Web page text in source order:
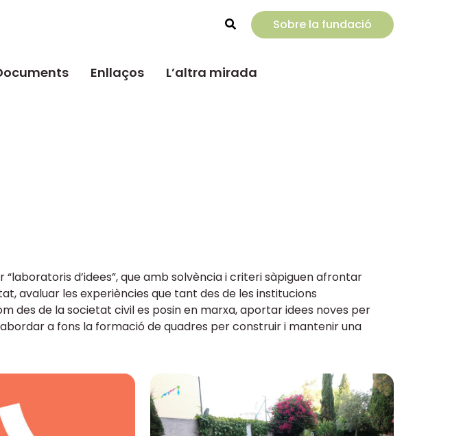
Rechercher
Sobre la fundació
Enllaços L’altra mirada
“laboratoris d’idees”, que amb solvència i criteri sàpiguen afrontar
avaluar les experiències que tant des de les institucions
des de la societat civil es posin en marxa, aportar idees noves per
a fons la formació de quadres per construir i mantenir una